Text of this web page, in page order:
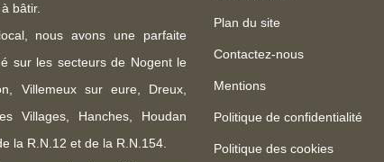
bâtir.
nous avons une parfaite
sur les secteurs de Nogent le
Villemeux sur eure, Dreux,
Villages, Hanches, Houdan
la R.N.12 et de la R.N.154.
Plan du site
Contactez-nous
Mentions
Politique de confidentialité
Politique des cookies